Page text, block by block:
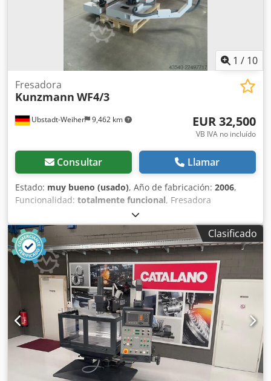
1 / 10
Ubstadt-Weiher 9,462 km
Fresadora
Kunzmann WF4/3
EUR 32,500
VB IVA no incluído
Consultar Llamar
Estado: muy bueno (usado), Año de fabricación: 2006,
Funcionalidad: totalmente funcional, Fresadora
Kunzmann WF4/3 con control Heidenhain TNC 124. Estado
excelente. ¡Cumple con las normas CE! Datos técnicos: >>
Año de fabricación: 2006. Número de máquina: 346143 >>
Mesa angular fija >> Velocidad: ajustable de forma
continua hasta 4000 rpm >> Avance ajustable de forma
continua en 3 ejes, de 0 a 2000 mm/min >> Recorridos
X/Y/Z: 400/320/400 mm >> Superficie de la mesa: 650 x 350
mm >> Carga de la mesa: 250 kg >> Recorrido vertical del
husillo: 60 mm >> Husillo vertical y husillo horizontal: SK40
>> Sistema de sujeción hidráulico >> Peso aproximado:
1800 kg >> Espacio requerido: aproximadamente 2,3 x 2 x 2
m >> Potencia del motor: 13 KVA Accesorios y
equipamiento: >> Control Heidenhain TNC 124 >> Sujeción
hidráulica vertical y horizontal >> Lubricación central
Clasificado